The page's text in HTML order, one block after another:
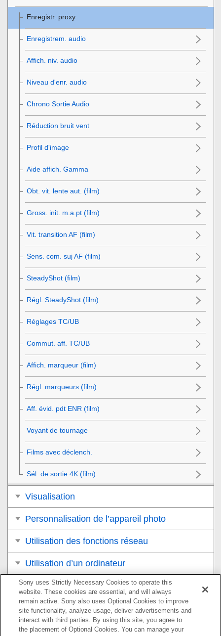
Enregistr. proxy
Enregistrem. audio
Affich. niv. audio
Niveau d'enr. audio
Chrono Sortie Audio
Réduction bruit vent
Profil d'image
Aide affich. Gamma
Obt. vit. lente aut. (film)
Gross. init. m.a.pt (film)
Vit. transition AF (film)
Sens. com. suj AF (film)
SteadyShot (film)
Régl. SteadyShot (film)
Réglages TC/UB
Commut. aff. TC/UB
Affich. marqueur (film)
Régl. marqueurs (film)
Aff. évid. pdt ENR (film)
Voyant de tournage
Films avec déclench.
Sél. de sortie 4K (film)
Visualisation
Personnalisation de l’appareil photo
Utilisation des fonctions réseau
Utilisation d’un ordinateur
Liste des éléments du MENU
Précautions/Le produit
Si vous avez des problèmes
Sony uses Strictly Necessary Cookies to operate this
website. These cookies are essential, and will always
remain active. Sony also uses Optional Cookies to improve
site functionality, analyze usage, deliver advertisements and
interact with third parties. By using this site, you agree to
the placement of Optional Cookies. You can manage your